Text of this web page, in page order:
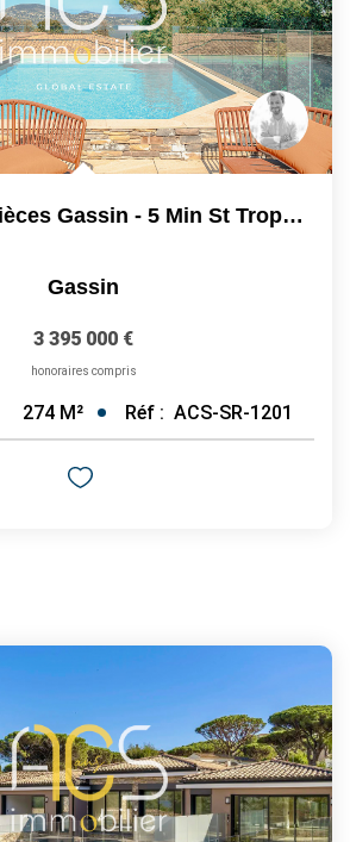
Vente Villa 7 Pièces Gassin - 5 Min St Tropez Et Plages À...
Gassin
3 395 000 €
honoraires compris
274 M² Réf : ACS-SR-1201